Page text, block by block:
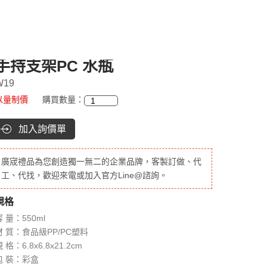
持支架PC 水瓶
量制價 購買數量：
加入詢價單
廣宬禮品為您創造獨一無二的企業品牌，客製訂做、代
工、代找，歡迎來電或加入官方Line@諮詢。
格
量：550ml
質：食品級PP/PC塑料
格：6.8x6.8x21.2cm
裝：彩盒